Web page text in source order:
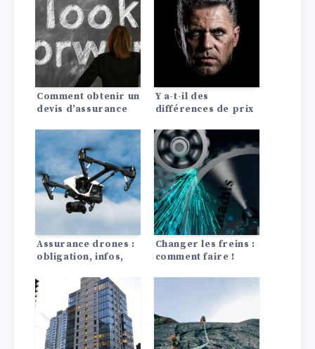
Comment obtenir un
devis d’assurance
Y a-t-il des
différences de prix
entre les Lada?
Assurance drones :
obligation, infos,
comparaison !
Changer les freins :
comment faire !